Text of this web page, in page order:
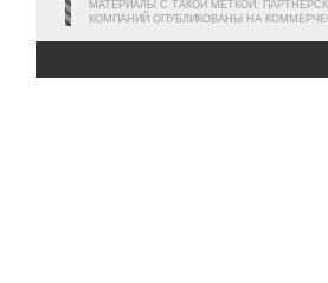
МАТЕРИАЛЫ С ТАКОЙ МЕТКОЙ,
КОМПАНИЙ ОПУБЛИКОВАНЫ НА